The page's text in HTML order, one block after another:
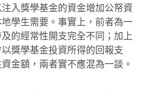
獎學基金的資金增加公帑資
學生需要。事實上，前者為一
的經常性開支完全不同；加上
以獎學基金投資所得的回報支
金額，兩者實不應混為一談。